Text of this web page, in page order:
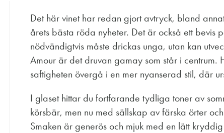
Det här vinet har redan gjort avtryck, bland
årets bästa röda nyheter. Det är också ett bevis
nödvändigtvis måste drickas unga, utan kan
Amour är det druvan gamay som står i
saftigheten övergå i en mer nyanserad stil, där
I glaset hittar du fortfarande tydliga toner av
körsbär, men nu med sällskap av färska örter
Smaken är generös och mjuk med en lätt